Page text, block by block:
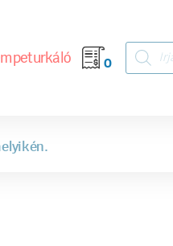
0